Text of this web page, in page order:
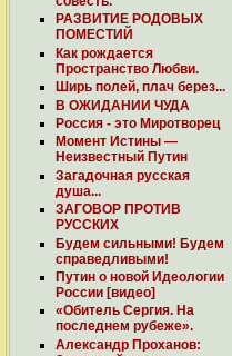
РАЗВИТИЕ РОДОВЫХ
ПОМЕСТИЙ
Как рождается
Пространство Любви.
Ширь полей, плач берез...
В ОЖИДАНИИ ЧУДА
Россия - это Миротворец
Момент Истины —
Неизвестный Путин
Загадочная русская
душа...
ЗАГОВОР ПРОТИВ
РУССКИХ
Будем сильными! Будем
справедливыми!
Путин о новой Идеологии
России [видео]
«Обитель Сергия. На
последнем рубеже».
Александр Проханов: